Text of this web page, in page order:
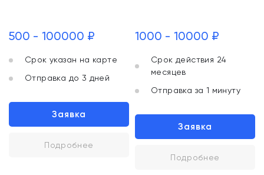
500 - 100000 ₽
Срок указан на карте
Отправка до 3 дней
Заявка
Подробнее
1000 - 10000 ₽
Срок действия 24
месяцев
Отправка за 1 минуту
Заявка
Подробнее